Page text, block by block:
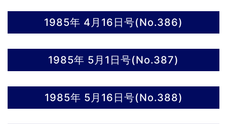
1985年 4月16日号(No.386)
1985年 5月1日号(No.387)
1985年 5月16日号(No.388)